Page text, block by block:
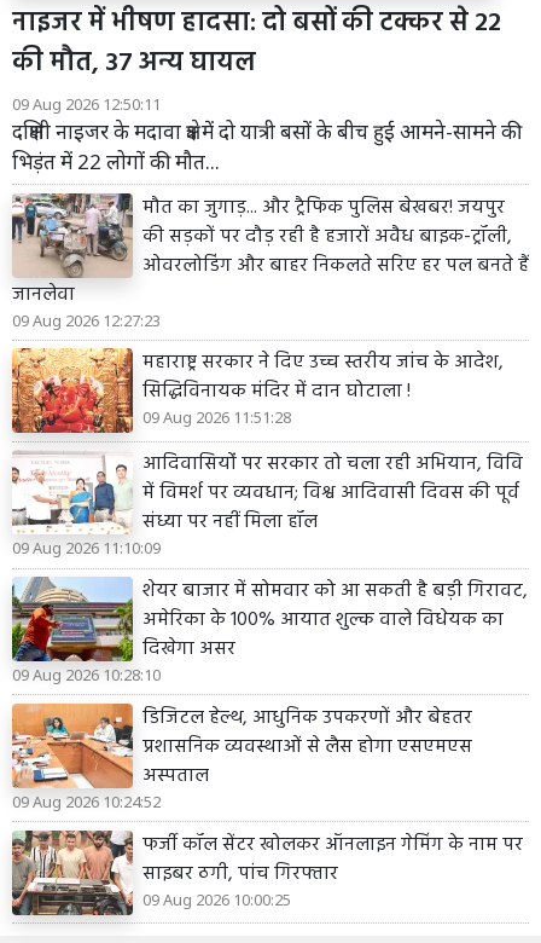
नाइजर में भीषण हादसा: दो बसों की टक्कर से 22
की मौत, 37 अन्य घायल
09 Aug 2026 12:50:11
दक्षिणी नाइजर के मदावा क्षेत्र में दो यात्री बसों के बीच हुई आमने-सामने की
भिड़ंत में 22 लोगों की मौत...
मौत का जुगाड़... और ट्रैफिक पुलिस बेखबर! जयपुर
की सड़कों पर दौड़ रही है हजारों अवैध बाइक-ट्रॉली,
ओवरलोडिंग और बाहर निकलते सरिए हर पल बनते हैं
जानलेवा
09 Aug 2026 12:27:23
महाराष्ट्र सरकार ने दिए उच्च स्तरीय जांच के आदेश,
सिद्धिविनायक मंदिर में दान घोटाला !
09 Aug 2026 11:51:28
आदिवासियोंं पर सरकार तो चला रही अभियान, विवि
में विमर्श पर व्यवधान; विश्व आदिवासी दिवस की पूर्व
संध्या पर नहीं मिला हॉल
09 Aug 2026 11:10:09
शेयर बाजार में सोमवार को आ सकती है बड़ी गिरावट,
अमेरिका के 100% आयात शुल्क वाले विधेयक का
दिखेगा असर
09 Aug 2026 10:28:10
डिजिटल हेल्थ, आधुनिक उपकरणों और बेहतर
प्रशासनिक व्यवस्थाओं से लैस होगा एसएमएस
अस्पताल
09 Aug 2026 10:24:52
फर्जी कॉल सेंटर खोलकर ऑनलाइन गेमिंग के नाम पर
साइबर ठगी, पांच गिरफ्तार
09 Aug 2026 10:00:25